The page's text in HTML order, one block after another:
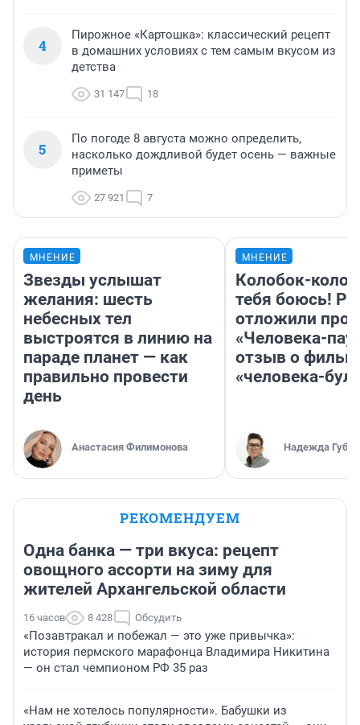
4
Пирожное «Картошка»: классический рецепт
в домашних условиях с тем самым вкусом из
детства
31 147 18
5
По погоде 8 августа можно определить,
насколько дождливой будет осень — важные
приметы
27 921 7
МНЕНИЕ
Звезды услышат
желания: шесть
небесных тел
выстроятся в линию на
параде планет — как
правильно провести
день
Анастасия Филимонова
МНЕНИЕ
Колобок-
тебя боюсь!
отложили
«Человека-
отзыв о
«человека-
Надежда
РЕКОМЕНДУЕМ
Одна банка — три вкуса: рецепт
овощного ассорти на зиму для
жителей Архангельской области
16 часов 8 428 Обсудить
«Позавтракал и побежал — это уже привычка»:
история пермского марафонца Владимира Никитина
— он стал чемпионом РФ 35 раз
«Нам не хотелось популярности». Бабушки из